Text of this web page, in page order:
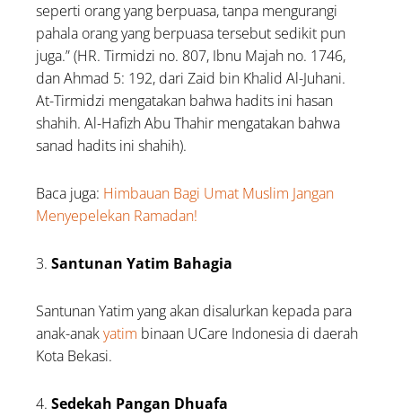
seperti orang yang berpuasa, tanpa mengurangi
pahala orang yang berpuasa tersebut sedikit pun
juga.” (HR. Tirmidzi no. 807, Ibnu Majah no. 1746,
dan Ahmad 5: 192, dari Zaid bin Khalid Al-Juhani.
At-Tirmidzi mengatakan bahwa hadits ini hasan
shahih. Al-Hafizh Abu Thahir mengatakan bahwa
sanad hadits ini shahih).
Baca juga: Himbauan Bagi Umat Muslim Jangan
Menyepelekan Ramadan!
3.Santunan Yatim Bahagia
Santunan Yatim yang akan disalurkan kepada para
anak-anakyatim binaan UCare Indonesia di daerah
Kota Bekasi.
4.Sedekah Pangan Dhuafa